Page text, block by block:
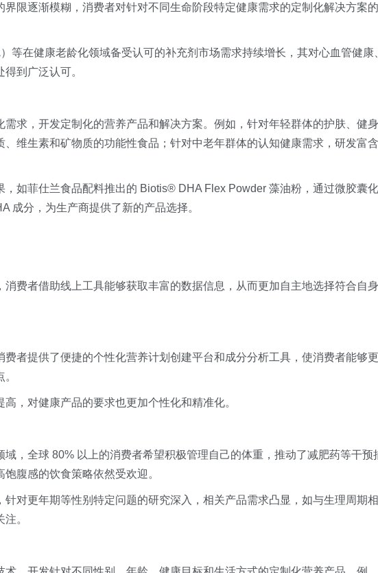
限逐渐模糊，消费者对针对不同生命阶段特定健康需求的定制化解决方案的
等在健康老龄化领域备受认可的补充剂市场需求持续增长，其对心血管健康
到广泛认可。
求，开发定制化的营养产品和解决方案。例如，针对年轻群体的护肤、健身
维生素和矿物质的功能性食品；针对中老年群体的认知健康需求，研发富含
，如菲仕兰食品配料推出的 Biotis® DHA Flex Powder 藻油粉，通过微胶囊化
成分，为生产商提供了新的产品选择。
消费者借助线上工具能够获取丰富的数据信息，从而更加自主地选择符合自身
者提供了便捷的个性化营养计划创建平台和成分分析工具，使消费者能够更
，对健康产品的要求也更加个性化和精准化。
，全球 80% 以上的消费者希望积极管理自己的体重，推动了减肥药等干预
腹感的饮食策略依然受欢迎。
对更年期等性别特定问题的研究深入，相关产品需求凸显，如与生理周期相
。